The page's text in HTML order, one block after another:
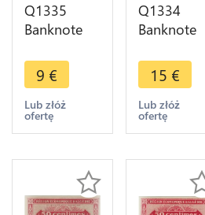
Q1335
Banknote
Franc 1949
-> Make
offer
9 €
Lub złóż
ofertę
Q1334
Banknote
Franc 1949
AU -> Make
offer
15 €
Lub złóż
ofertę